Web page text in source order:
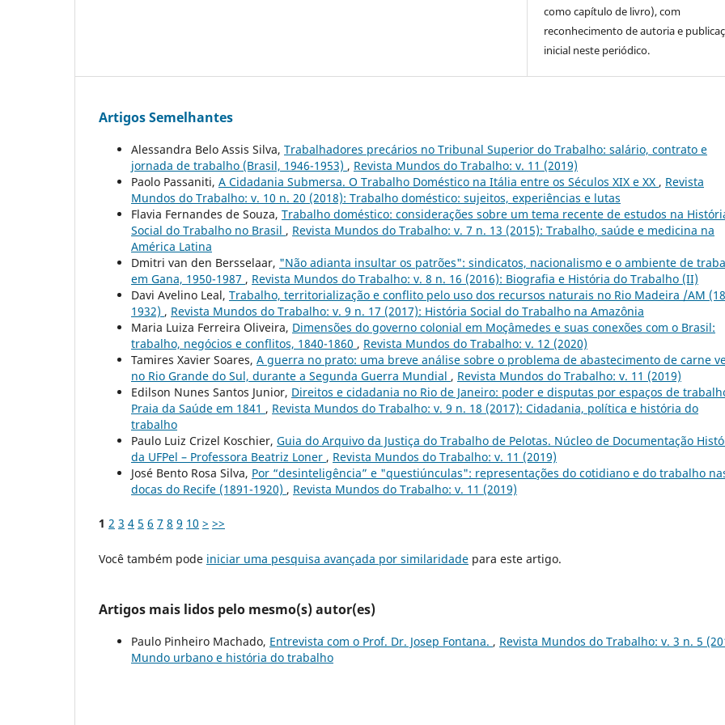
como capítulo de livro), com
reconhecimento de autoria e
inicial neste periódico.
Artigos Semelhantes
Alessandra Belo Assis Silva, Trabalhadores precários no Tribunal Superior do Trabalho: salário, contrato e
jornada de trabalho (Brasil, 1946-1953) , Revista Mundos do Trabalho: v. 11 (2019)
Paolo Passaniti, A Cidadania Submersa. O Trabalho Doméstico na Itália entre os Séculos XIX e XX , Revista
Mundos do Trabalho: v. 10 n. 20 (2018): Trabalho doméstico: sujeitos, experiências e lutas
Flavia Fernandes de Souza, Trabalho doméstico: considerações sobre um tema recente de estudos na
Social do Trabalho no Brasil , Revista Mundos do Trabalho: v. 7 n. 13 (2015): Trabalho, saúde e medicina na
América Latina
Dmitri van den Bersselaar, "Não adianta insultar os patrões": sindicatos, nacionalismo e o ambiente de
em Gana, 1950-1987 , Revista Mundos do Trabalho: v. 8 n. 16 (2016): Biografia e História do Trabalho (II)
Davi Avelino Leal, Trabalho, territorialização e conflito pelo uso dos recursos naturais no Rio Madeira /AM
1932) , Revista Mundos do Trabalho: v. 9 n. 17 (2017): História Social do Trabalho na Amazônia
Maria Luiza Ferreira Oliveira, Dimensões do governo colonial em Moçâmedes e suas conexões com o Brasil:
trabalho, negócios e conflitos, 1840-1860 , Revista Mundos do Trabalho: v. 12 (2020)
Tamires Xavier Soares, A guerra no prato: uma breve análise sobre o problema de abastecimento de carne
no Rio Grande do Sul, durante a Segunda Guerra Mundial , Revista Mundos do Trabalho: v. 11 (2019)
Edilson Nunes Santos Junior, Direitos e cidadania no Rio de Janeiro: poder e disputas por espaços de
Praia da Saúde em 1841 , Revista Mundos do Trabalho: v. 9 n. 18 (2017): Cidadania, política e história do
trabalho
Paulo Luiz Crizel Koschier, Guia do Arquivo da Justiça do Trabalho de Pelotas. Núcleo de Documentação
da UFPel – Professora Beatriz Loner , Revista Mundos do Trabalho: v. 11 (2019)
José Bento Rosa Silva, Por “desinteligência” e "questiúnculas": representações do cotidiano e do trabalho
docas do Recife (1891-1920) , Revista Mundos do Trabalho: v. 11 (2019)
1 2 3 4 5 6 7 8 9 10 > >>
Você também pode iniciar uma pesquisa avançada por similaridade para este artigo.
Artigos mais lidos pelo mesmo(s) autor(es)
Paulo Pinheiro Machado, Entrevista com o Prof. Dr. Josep Fontana. , Revista Mundos do Trabalho: v. 3 n. 5
Mundo urbano e história do trabalho